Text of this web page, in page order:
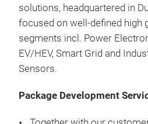
solutions, headquartered in
focused on well-defined high
segments incl. Power
EV/HEV, Smart Grid and
Sensors.
Package Development